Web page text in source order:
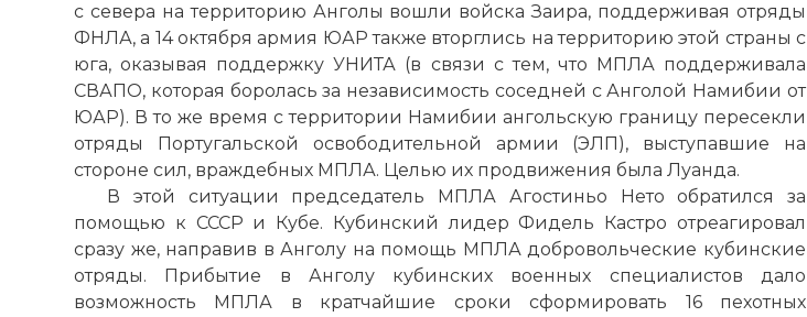
с севера на территорию Анголы вошли войска Заира, поддерживая отряды
ФНЛА, а 14 октября армия ЮАР также вторглись на территорию этой страны с
юга, оказывая поддержку УНИТА (в связи с тем, что МПЛА поддерживала
СВАПО, которая боролась за независимость соседней с Анголой Намибии от
ЮАР). В то же время с территории Намибии ангольскую границу пересекли
отряды Португальской освободительной армии (ЭЛП), выступавшие на
стороне сил, враждебных МПЛА. Целью их продвижения была Луанда.
В этой ситуации председатель МПЛА Агостиньо Нето обратился за
помощью к СССР и Кубе. Кубинский лидер Фидель Кастро отреагировал
сразу же, направив в Анголу на помощь МПЛА добровольческие кубинские
отряды. Прибытие в Анголу кубинских военных специалистов дало
возможность МПЛА в кратчайшие сроки сформировать 16 пехотных